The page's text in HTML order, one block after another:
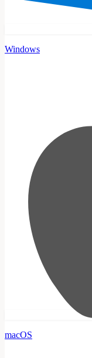
Windows
macOS